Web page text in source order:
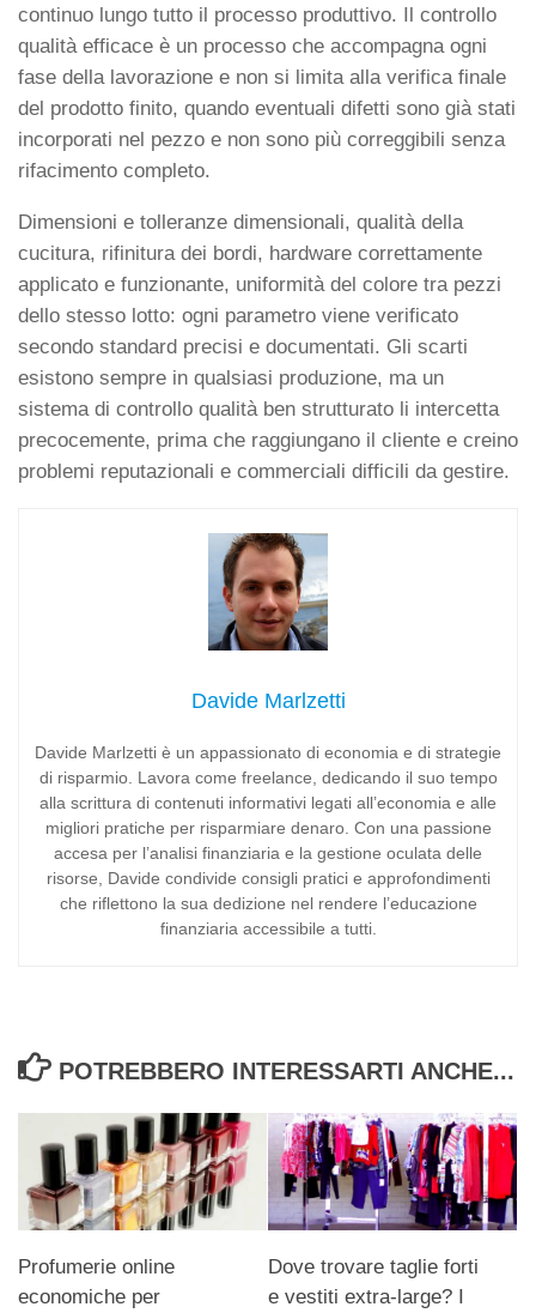
continuo lungo tutto il processo produttivo. Il controllo
qualità efficace è un processo che accompagna ogni
fase della lavorazione e non si limita alla verifica finale
del prodotto finito, quando eventuali difetti sono già stati
incorporati nel pezzo e non sono più correggibili senza
rifacimento completo.
Dimensioni e tolleranze dimensionali, qualità della
cucitura, rifinitura dei bordi, hardware correttamente
applicato e funzionante, uniformità del colore tra pezzi
dello stesso lotto: ogni parametro viene verificato
secondo standard precisi e documentati. Gli scarti
esistono sempre in qualsiasi produzione, ma un
sistema di controllo qualità ben strutturato li intercetta
precocemente, prima che raggiungano il cliente e creino
problemi reputazionali e commerciali difficili da gestire.
Davide Marlzetti
Davide Marlzetti è un appassionato di economia e di strategie
di risparmio. Lavora come freelance, dedicando il suo tempo
alla scrittura di contenuti informativi legati all’economia e alle
migliori pratiche per risparmiare denaro. Con una passione
accesa per l’analisi finanziaria e la gestione oculata delle
risorse, Davide condivide consigli pratici e approfondimenti
che riflettono la sua dedizione nel rendere l’educazione
finanziaria accessibile a tutti.
POTREBBERO INTERESSARTI ANCHE...
Profumerie online
economiche per
Dove trovare taglie forti
e vestiti extra-large? I